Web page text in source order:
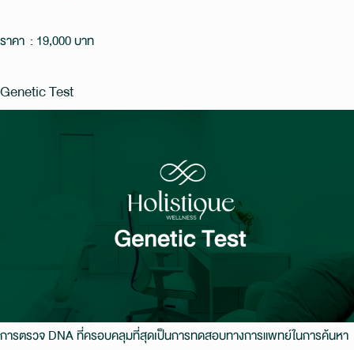
ราคา : 19,000 บาท
Genetic Test
การตรวจ DNA ที่ครอบคลุมที่สุดเป็นการทดสอบทางการแพทย์ในการค้นหา